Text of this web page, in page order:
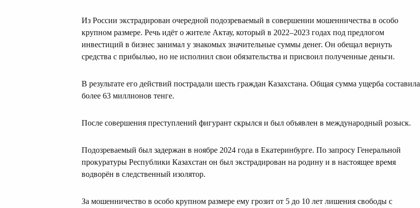
Из России экстрадирован очередной подозреваемый в совершении мошенничества в особо
крупном размере. Речь идёт о жителе Актау, который в 2022–2023 годах под предлогом
инвестиций в бизнес занимал у знакомых значительные суммы денег. Он обещал вернуть
средства с прибылью, но не исполнил свои обязательства и присвоил полученные деньги.
В результате его действий пострадали шесть граждан Казахстана. Общая сумма ущерба составила
более 63 миллионов тенге.
После совершения преступлений фигурант скрылся и был объявлен в международный розыск.
Подозреваемый был задержан в ноябре 2024 года в Екатеринбурге. По запросу Генеральной
прокуратуры Республики Казахстан он был экстрадирован на родину и в настоящее время
водворён в следственный изолятор.
За мошенничество в особо крупном размере ему грозит от 5 до 10 лет лишения свободы с